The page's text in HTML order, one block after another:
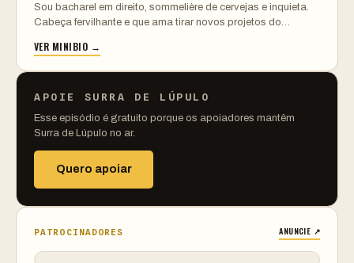
Sou bacharel em direito, sommelière de cervejas e inquieta.
Cabeça fervilhante e que ama tirar novos projetos do…
VER MINIBIO →
APOIE SURRA DE LÚPULO
Esse episódio é gratuito porque os apoiadores mantêm
Surra de Lúpulo no ar.
Quero apoiar
PATROCINADORES ANUNCIE ↗